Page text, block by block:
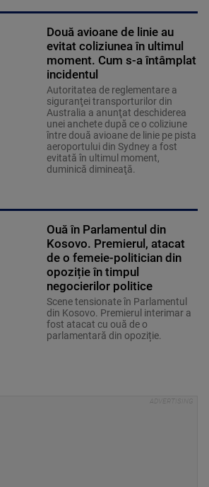
Două avioane de linie au
evitat coliziunea în ultimul
moment. Cum s-a întâmplat
incidentul
Autoritatea de reglementare a
siguranţei transporturilor din
Australia a anunţat deschiderea
unei anchete după ce o coliziune
între două avioane de linie pe pista
aeroportului din Sydney a fost
evitată în ultimul moment,
duminică dimineaţă.
Ouă în Parlamentul din
Kosovo. Premierul, atacat
de o femeie-politician din
opoziție în timpul
negocierilor politice
Scene tensionate în Parlamentul
din Kosovo. Premierul interimar a
fost atacat cu ouă de o
parlamentară din opoziție.